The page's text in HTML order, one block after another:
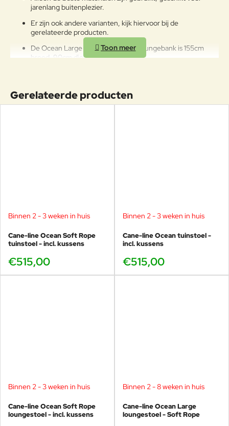
jarenlang buitenplezier.
Er zijn ook andere varianten, kijk hiervoor bij de
gerelateerde producten.
De Ocean Large Flat Weave 2-zits loungebank is 155cm
breed, 90cm diep en 73cm hoog.
De armleuningen zijn 60cm hoog.
Gerelateerde producten
Binnen 2 - 3 weken in huis
Cane-line Ocean Soft Rope
tuinstoel - incl. kussens
€515,00
Binnen 2 - 3 weken in huis
Cane-line Ocean tuinstoel -
incl. kussens
€515,00
Binnen 2 - 3 weken in huis
Cane-line Ocean Soft Rope
loungestoel - incl. kussens
Binnen 2 - 8 weken in huis
Cane-line Ocean Large
loungestoel - Soft Rope